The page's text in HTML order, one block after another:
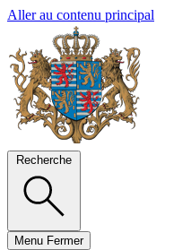
Aller au contenu principal
Recherche
Menu Fermer